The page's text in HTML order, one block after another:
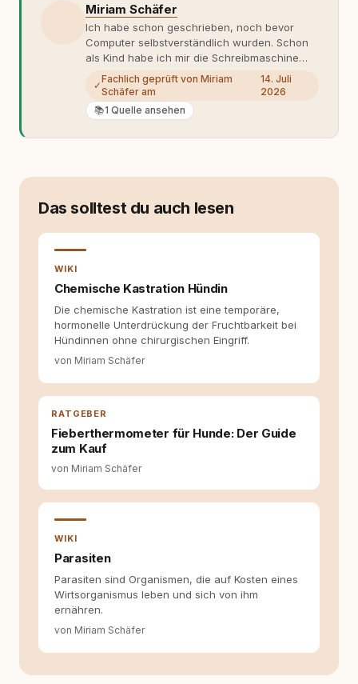
Miriam Schäfer
Ich habe schon geschrieben, noch bevor
Computer selbstverständlich wurden. Schon
als Kind habe ich mir die Schreibmaschine
meiner Eltern geschnappt und drauflos
getippt: Geschichten, Beobachtungen,
Gedanken. Hauptsache Worte. Mein Zugang
zu Hunde-Themen ist kein klassischer. Lange
erlebt habe, wie verantwortungsvoll und
kann. Dieser Perspektivwechsel begleitet
beteiligt, an denen aus Ideen fertige Beiträge
Inhalte, schreibe Artikel, begleite Gastbeiträge
die Social-Media-Kanäle. Mein Blick richtet
sich dabei immer auf das grosse Ganze:
Welche Themen sind relevant? Welche
Fragen stehen dahinter? Und wie lassen sich
entstehen dort, wo Information,
Selbstreflexion und Bereitschaft zum
Hinterfragen zusammenkommen. Mit meinen
✓
Fachlich geprüft von Miriam
Schäfer am
14. Juli
2026
📚1 Quelle ansehen
Das solltest du auch lesen
WIKI
Chemische Kastration Hündin
Die chemische Kastration ist eine temporäre,
hormonelle Unterdrückung der Fruchtbarkeit bei
Hündinnen ohne chirurgischen Eingriff.
von Miriam Schäfer
RATGEBER
Fieberthermometer für Hunde: Der Guide
zum Kauf
von Miriam Schäfer
WIKI
Parasiten
Parasiten sind Organismen, die auf Kosten eines
Wirtsorganismus leben und sich von ihm
ernähren.
von Miriam Schäfer